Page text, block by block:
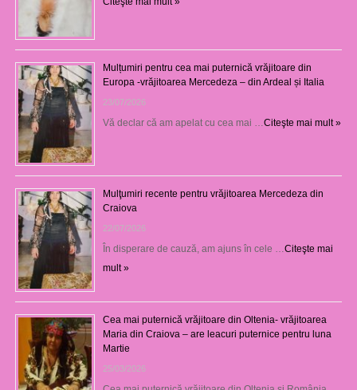
Mulțumiri pentru cea mai puternică vrăjitoare din
Europa -vrăjitoarea Mercedeza – din Ardeal și Italia
23/07/2026
Vă declar că am apelat cu cea mai … Citeşte mai mult »
Mulţumiri recente pentru vrăjitoarea Mercedeza din
Craiova
22/07/2026
În disperare de cauză, am ajuns în cele … Citeşte mai
mult »
Cea mai puternică vrăjitoare din Oltenia- vrăjitoarea
Maria din Craiova – are leacuri puternice pentru luna
Martie
25/03/2026